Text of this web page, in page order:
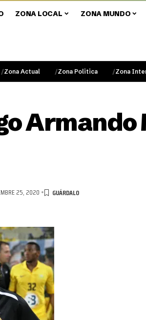
ZONA LOCAL ZONA MUNDO
Zona Actual Zona Politica Zona
25, 2020